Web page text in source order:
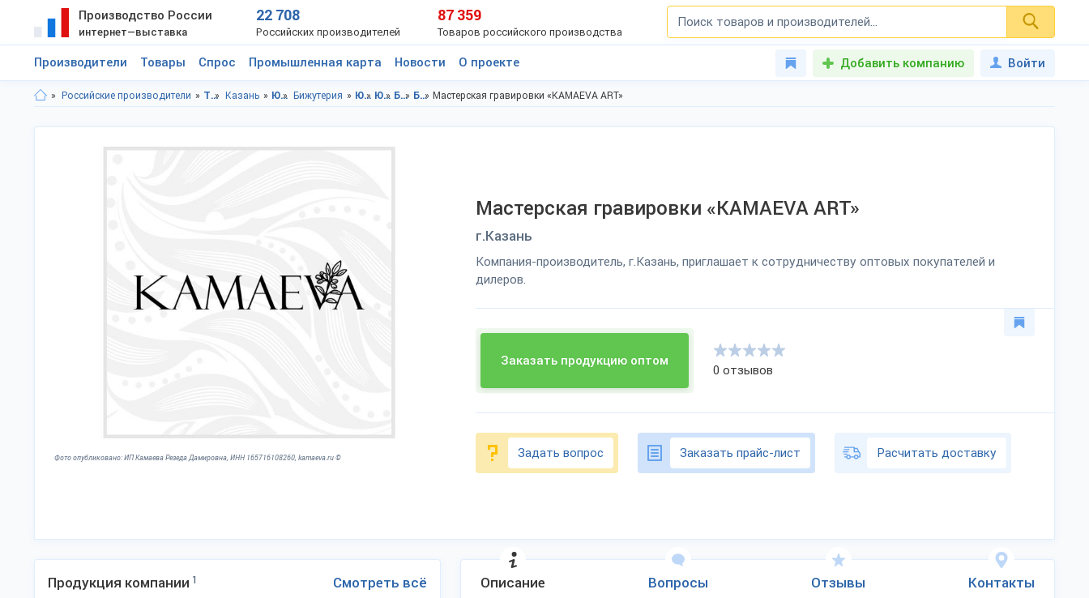
Производство России
интернет—выставка
22 708
Российских производителей
87 359
Товаров российского производства
Производители Товары Спрос Промышленная карта Новости О проекте Добавить компанию Войти
Российские производители Татарстан респ. Казань Ювелирные изделия, подарки Бижутерия Ювелирные изделия, подарки в Татарстан респ. Ювелирные изделия, подарки в г.Казань Бижутерия в Татарстан респ. Бижутерия в г.Казань Мастерская гравировки «KAMAEVA ART»
Фото опубликовано: ИП Камаева Резеда Дамировна, ИНН 165716108260, kamaeva.ru ©
Мастерская гравировки «KAMAEVA ART»
г.Казань
Компания-производитель, г.Казань, приглашает к сотрудничеству оптовых покупателей и
дилеров.
Заказать продукцию оптом
0 отзывов
Задать вопрос Заказать прайс-лист Расчитать доставку
Описание Вопросы Отзывы Контакты
Продукция компании 1 Смотреть всё